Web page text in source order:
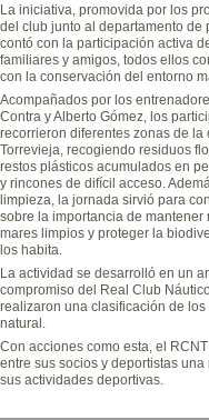
La iniciativa, promovida por los
del club junto al departamento de
contó con la participación activa
familiares y amigos, todos ellos
con la conservación del entorno
Acompañados por los
Contra y Alberto Gómez, los
recorrieron diferentes zonas de la
Torrevieja, recogiendo residuos
restos plásticos acumulados en
y rincones de difícil acceso.
limpieza, la jornada sirvió para
sobre la importancia de mantener
mares limpios y proteger la
los habita.
La actividad se desarrolló en un
compromiso del Real Club
realizaron una clasificación de
natural.
Con acciones como esta, el
entre sus socios y deportistas
sus actividades deportivas.